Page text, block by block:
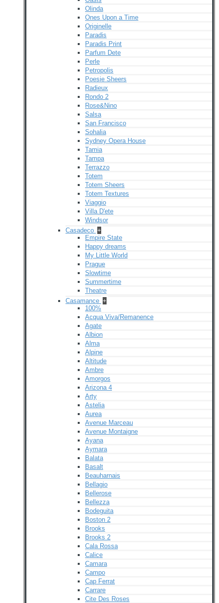
Olinda
Ones Upon a Time
Originelle
Paradis
Paradis Print
Parfum Dete
Perle
Petropolis
Poesie Sheers
Radieux
Rondo 2
Rose&Nino
Salsa
San Francisco
Sohalia
Sydney Opera House
Tamia
Tampa
Terrazzo
Totem
Totem Sheers
Totem Textures
Viaggio
Villa D'ete
Windsor
Casadeco +
Empire State
Happy dreams
My Little World
Prague
Slowtime
Summertime
Theatre
Casamance +
100%
Acqua Viva/Remanence
Agate
Albion
Alma
Alpine
Altitude
Ambre
Amorgos
Arizona 4
Arty
Astelia
Aurea
Avenue Marceau
Avenue Montaigne
Ayana
Aymara
Balata
Basalt
Beauharnais
Bellagio
Bellerose
Bellezza
Bodeguita
Boston 2
Brooks
Brooks 2
Cala Rossa
Calice
Camara
Campo
Cap Ferrat
Carrare
Cite Des Roses